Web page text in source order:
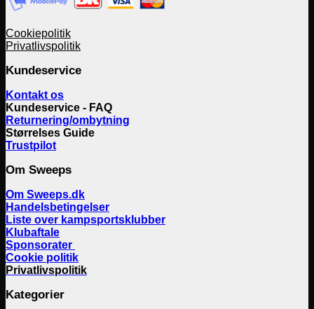
Cookiepolitik
Privatlivspolitik
Kundeservice
Kontakt os
Kundeservice - FAQ
Returnering/ombytning
Størrelses Guide
Trustpilot
Om Sweeps
Om Sweeps.dk
Handelsbetingelser
Liste over kampsportsklubber
Klubaftale
Sponsorater
Cookie politik
Privatlivspolitik
Kategorier